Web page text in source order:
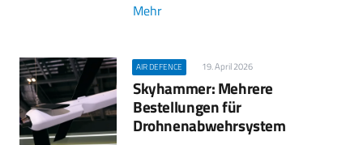
Mehr
AIR DEFENCE 19. April 2026
Skyhammer: Mehrere
Bestellungen für
Drohnenabwehrsystem